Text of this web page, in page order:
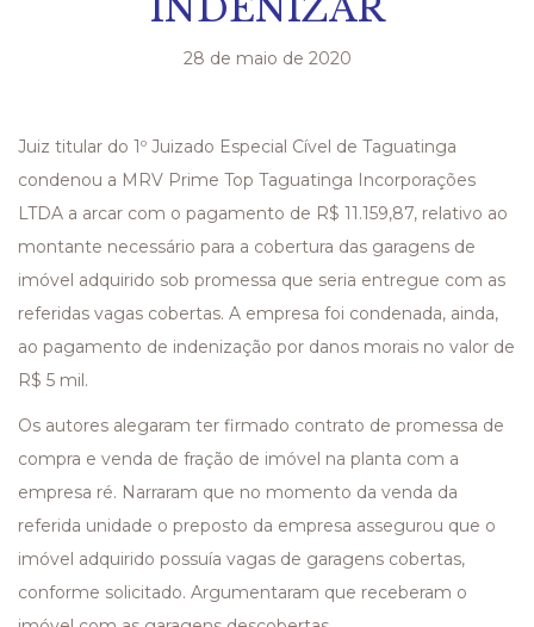
INDENIZAR
28 de maio de 2020
Juiz titular do 1º Juizado Especial Cível de Taguatinga
condenou a MRV Prime Top Taguatinga Incorporações
LTDA a arcar com o pagamento de R$ 11.159,87, relativo ao
montante necessário para a cobertura das garagens de
imóvel adquirido sob promessa que seria entregue com as
referidas vagas cobertas. A empresa foi condenada, ainda,
ao pagamento de indenização por danos morais no valor de
R$ 5 mil.
Os autores alegaram ter firmado contrato de promessa de
compra e venda de fração de imóvel na planta com a
empresa ré. Narraram que no momento da venda da
referida unidade o preposto da empresa assegurou que o
imóvel adquirido possuía vagas de garagens cobertas,
conforme solicitado. Argumentaram que receberam o